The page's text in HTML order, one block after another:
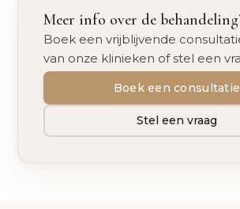
Meer info over de
Boek een vrijblijvende
van onze klinieken of stel een
Boek een consultatie
Stel een vraag